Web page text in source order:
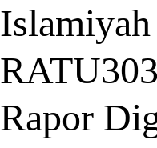
Islamiyah
Rapor